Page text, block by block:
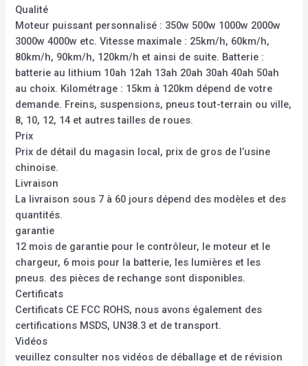
Qualité
Moteur puissant personnalisé : 350w 500w 1000w 2000w
3000w 4000w etc. Vitesse maximale : 25km/h, 60km/h,
80km/h, 90km/h, 120km/h et ainsi de suite. Batterie :
batterie au lithium 10ah 12ah 13ah 20ah 30ah 40ah 50ah
au choix. Kilométrage : 15km à 120km dépend de votre
demande. Freins, suspensions, pneus tout-terrain ou ville,
8, 10, 12, 14 et autres tailles de roues.
Prix
Prix de détail du magasin local, prix de gros de l’usine
chinoise.
Livraison
La livraison sous 7 à 60 jours dépend des modèles et des
quantités.
garantie
12 mois de garantie pour le contrôleur, le moteur et le
chargeur, 6 mois pour la batterie, les lumières et les
pneus. des pièces de rechange sont disponibles.
Certificats
Certificats CE FCC ROHS, nous avons également des
certifications MSDS, UN38.3 et de transport.
Vidéos
veuillez consulter nos vidéos de déballage et de révision